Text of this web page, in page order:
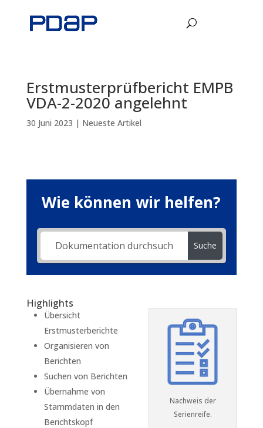
Erstmusterprüfbericht EMPB
VDA-2-2020 angelehnt
30 Juni 2023 | Neueste Artikel
Wie können wir helfen?
Suche
Highlights
Nachweis der
Serienreife.
Übersicht
Erstmusterberichte
Organisieren von
Berichten
Suchen von Berichten
Übernahme von
Stammdaten in den
Berichtskopf